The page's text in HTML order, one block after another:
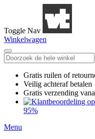
Toggle Nav
Winkelwagen
Gratis ruilen of
Veilig achteraf betalen
Gratis verzending
95%
Menu